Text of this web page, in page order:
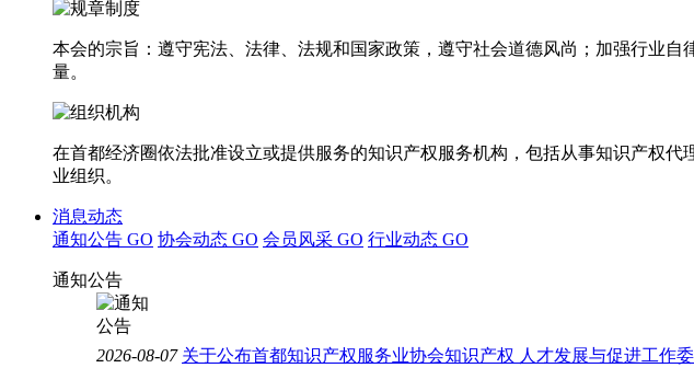
本会的宗旨：遵守宪法、法律、法规和国家政策，遵守社会道德风尚；加强行业
量。
在首都经济圈依法批准设立或提供服务的知识产权服务机构，包括从事知识产权
业组织。
消息动态
通知公告 GO 协会动态 GO 会员风采 GO 行业动态 GO
通知公告
2026-08-07 关于公布首都知识产权服务业协会知识产权 人才发展与促进工作